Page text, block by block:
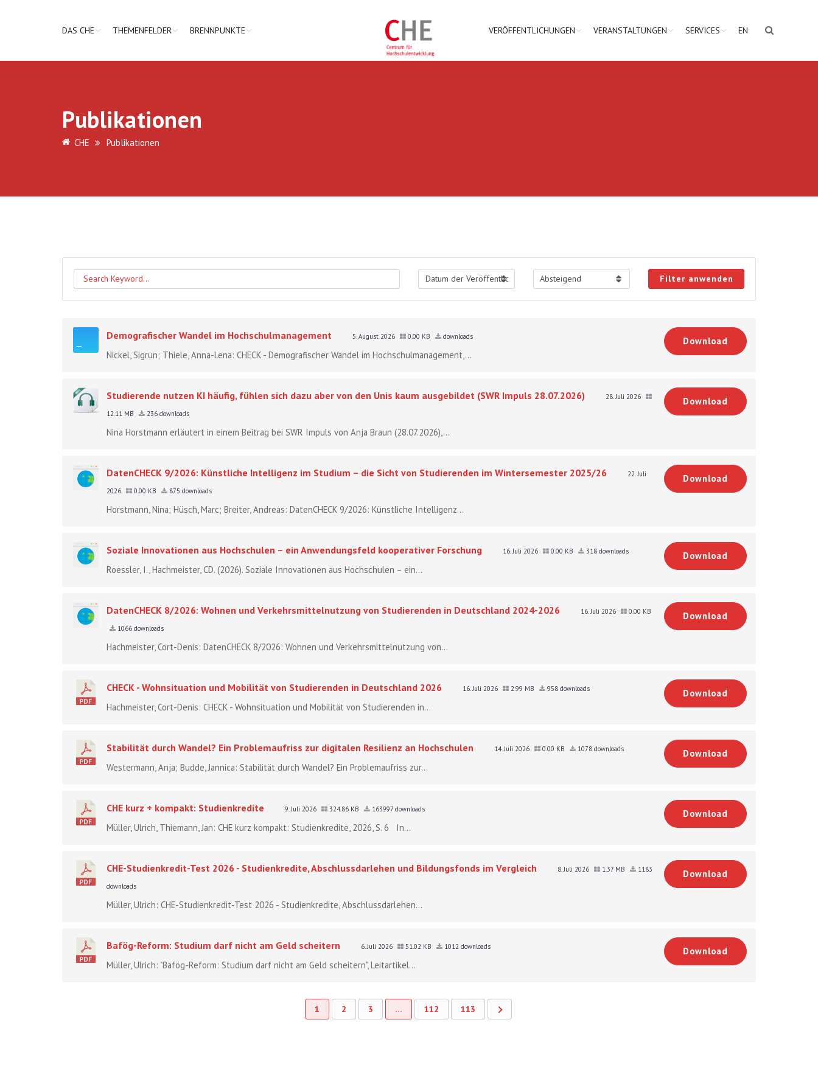
DAS CHE THEMENFELDER BRENNPUNKTE VERÖFFENTLICHUNGEN VERANSTALTUNGEN SERVICES EN
Publikationen
CHE Publikationen
Filter anwenden
Demografischer Wandel im Hochschulmanagement 5. August 2026 0.00 KB downloads
Nickel, Sigrun; Thiele, Anna-Lena: CHECK - Demografischer Wandel im Hochschulmanagement,...
Download
Studierende nutzen KI häufig, fühlen sich dazu aber von den Unis kaum ausgebildet (SWR Impuls 28.07.2026)
28. Juli 2026
12.11 MB
236 downloads
Nina Horstmann erläutert in einem Beitrag bei SWR Impuls von Anja Braun (28.07.2026),...
Download
DatenCHECK 9/2026: Künstliche Intelligenz im Studium – die Sicht von Studierenden im Wintersemester 2025/26
22. Juli
2026
0.00 KB 875 downloads
Horstmann, Nina; Hüsch, Marc; Breiter, Andreas: DatenCHECK 9/2026: Künstliche Intelligenz...
Download
Soziale Innovationen aus Hochschulen – ein Anwendungsfeld kooperativer Forschung 16. Juli 2026 0.00 KB 318 downloads
Roessler, I., Hachmeister, CD. (2026). Soziale Innovationen aus Hochschulen – ein...
Download
DatenCHECK 8/2026: Wohnen und Verkehrsmittelnutzung von Studierenden in Deutschland 2024-2026 16. Juli 2026
0.00 KB
1066 downloads
Hachmeister, Cort-Denis: DatenCHECK 8/2026: Wohnen und Verkehrsmittelnutzung von...
Download
CHECK - Wohnsituation und Mobilität von Studierenden in Deutschland 2026 16. Juli 2026 2.99 MB 958 downloads
Hachmeister, Cort-Denis: CHECK - Wohnsituation und Mobilität von Studierenden in...
Download
Stabilität durch Wandel? Ein Problemaufriss zur digitalen Resilienz an Hochschulen 14. Juli 2026 0.00 KB 1078 downloads
Westermann, Anja; Budde, Jannica: Stabilität durch Wandel? Ein Problemaufriss zur...
Download
CHE kurz + kompakt: Studienkredite 9. Juli 2026 324.86 KB 163997 downloads
Müller, Ulrich, Thiemann, Jan: CHE kurz kompakt: Studienkredite, 2026, S. 6 In...
Download
CHE-Studienkredit-Test 2026 - Studienkredite, Abschlussdarlehen und Bildungsfonds im Vergleich 8. Juli 2026 1.37 MB
1183
downloads
Müller, Ulrich: CHE-Studienkredit-Test 2026 - Studienkredite, Abschlussdarlehen...
Download
Bafög-Reform: Studium darf nicht am Geld scheitern 6. Juli 2026 51.02 KB 1012 downloads
Müller, Ulrich: "Bafög-Reform: Studium darf nicht am Geld scheitern", Leitartikel...
Download
1 2 3 … 112 113